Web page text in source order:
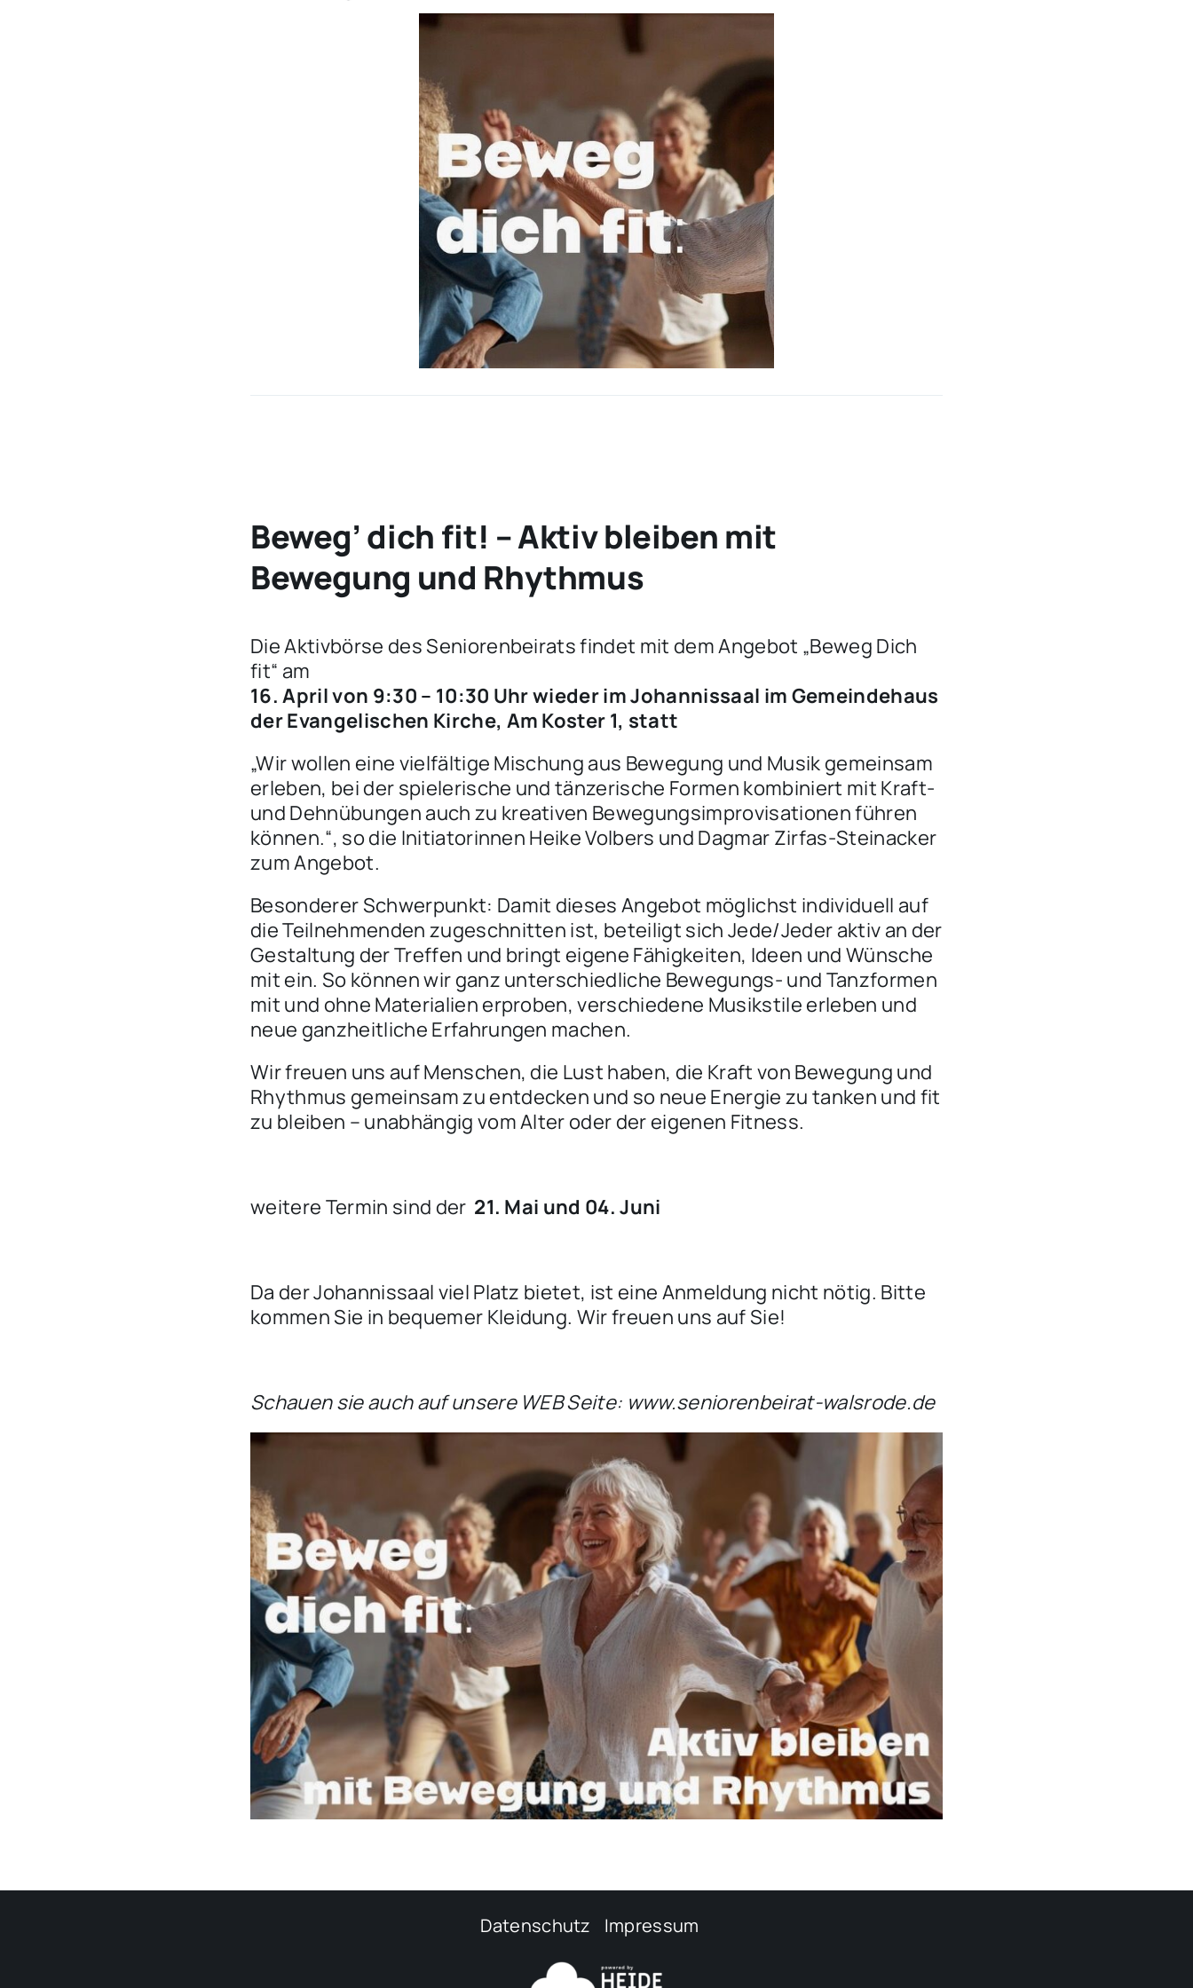
Beweg’ dich fit! – Aktiv bleiben mit
Bewegung und Rhythmus
Die Aktivbörse des Seniorenbeirats findet mit dem Angebot „Beweg Dich
fit“ am
16. April von 9:30 – 10:30 Uhr wieder im Johannissaal im Gemeindehaus
der Evangelischen Kirche, Am Koster 1, statt
„Wir wollen eine vielfältige Mischung aus Bewegung und Musik gemeinsam
erleben, bei der spielerische und tänzerische Formen kombiniert mit Kraft-
und Dehnübungen auch zu kreativen Bewegungsimprovisationen führen
können.“, so die Initiatorinnen Heike Volbers und Dagmar Zirfas-Steinacker
zum Angebot.
Besonderer Schwerpunkt: Damit dieses Angebot möglichst individuell auf
die Teilnehmenden zugeschnitten ist, beteiligt sich Jede/Jeder aktiv an der
Gestaltung der Treffen und bringt eigene Fähigkeiten, Ideen und Wünsche
mit ein. So können wir ganz unterschiedliche Bewegungs- und Tanzformen
mit und ohne Materialien erproben, verschiedene Musikstile erleben und
neue ganzheitliche Erfahrungen machen.
Wir freuen uns auf Menschen, die Lust haben, die Kraft von Bewegung und
Rhythmus gemeinsam zu entdecken und so neue Energie zu tanken und fit
zu bleiben – unabhängig vom Alter oder der eigenen Fitness.
weitere Termin sind der 21. Mai und 04. Juni
Da der Johannissaal viel Platz bietet, ist eine Anmeldung nicht nötig. Bitte
kommen Sie in bequemer Kleidung. Wir freuen uns auf Sie!
Schauen sie auch auf unsere WEB Seite: www.seniorenbeirat-walsrode.de
Datenschutz Impressum